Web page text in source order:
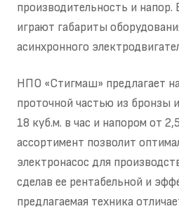
производительность и напор.
играют габариты
асинхронного
НПО «Стигмаш» предлагает
проточной частью из бронзы
18 куб.м. в час и напором от
ассортимент позволит
электронасос для
сделав ее рентабельной и
предлагаемая техника